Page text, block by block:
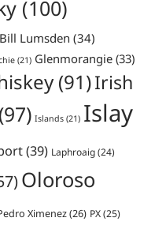
(100)
Lumsden (34)
(21) Glenmorangie(33)
(91)Irish
(97) Islands(21) Islay
(39) Laphroaig(24)
Oloroso
Ximenez(26) PX(25)